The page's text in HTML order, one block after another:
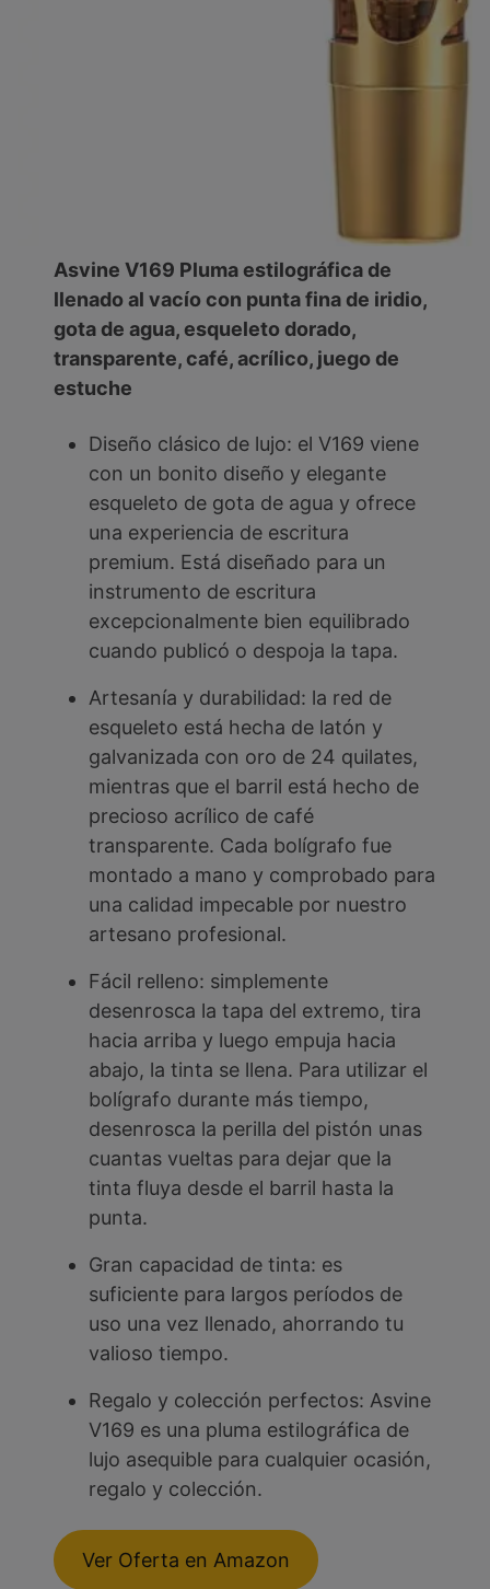
Asvine V169 Pluma estilográfica de
llenado al vacío con punta fina de iridio,
gota de agua, esqueleto dorado,
transparente, café, acrílico, juego de
estuche
Diseño clásico de lujo: el V169 viene
con un bonito diseño y elegante
esqueleto de gota de agua y ofrece
una experiencia de escritura
premium. Está diseñado para un
instrumento de escritura
excepcionalmente bien equilibrado
cuando publicó o despoja la tapa.
Artesanía y durabilidad: la red de
esqueleto está hecha de latón y
galvanizada con oro de 24 quilates,
mientras que el barril está hecho de
precioso acrílico de café
transparente. Cada bolígrafo fue
montado a mano y comprobado para
una calidad impecable por nuestro
artesano profesional.
Fácil relleno: simplemente
desenrosca la tapa del extremo, tira
hacia arriba y luego empuja hacia
abajo, la tinta se llena. Para utilizar el
bolígrafo durante más tiempo,
desenrosca la perilla del pistón unas
cuantas vueltas para dejar que la
tinta fluya desde el barril hasta la
punta.
Gran capacidad de tinta: es
suficiente para largos períodos de
uso una vez llenado, ahorrando tu
valioso tiempo.
Regalo y colección perfectos: Asvine
V169 es una pluma estilográfica de
lujo asequible para cualquier ocasión,
regalo y colección.
Ver Oferta en Amazon